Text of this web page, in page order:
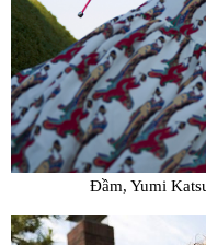
Đầm, Yumi